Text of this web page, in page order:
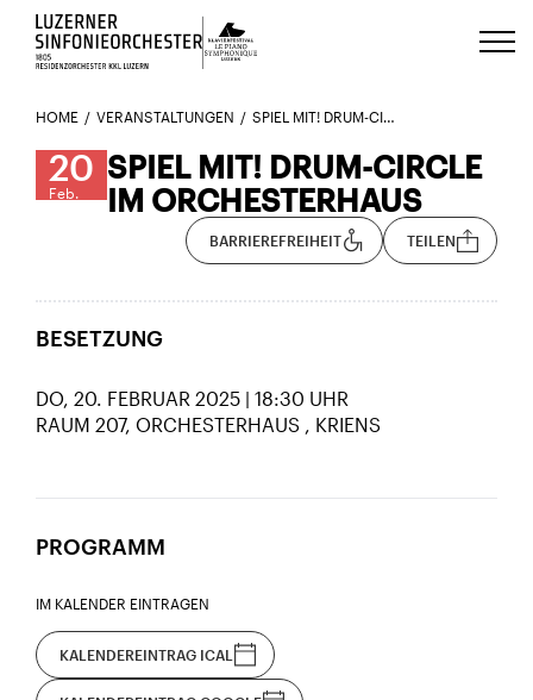
Luzerns Klavierfestival «Le Piano
HOME VERANSTALTUNGEN SPIEL MIT! DRUM-CIRCLE IM ORCHESTERHAUS 20.02.
20
Feb.
SPIEL MIT! DRUM-CIRCLE
IM ORCHESTERHAUS
BARRIEREFREIHEIT TEILEN
BESETZUNG
DO, 20. FEBRUAR 2025 | 18:30 UHR
RAUM 207, ORCHESTERHAUS
KRIENS
PROGRAMM
IM KALENDER EINTRAGEN
KALENDEREINTRAG ICAL